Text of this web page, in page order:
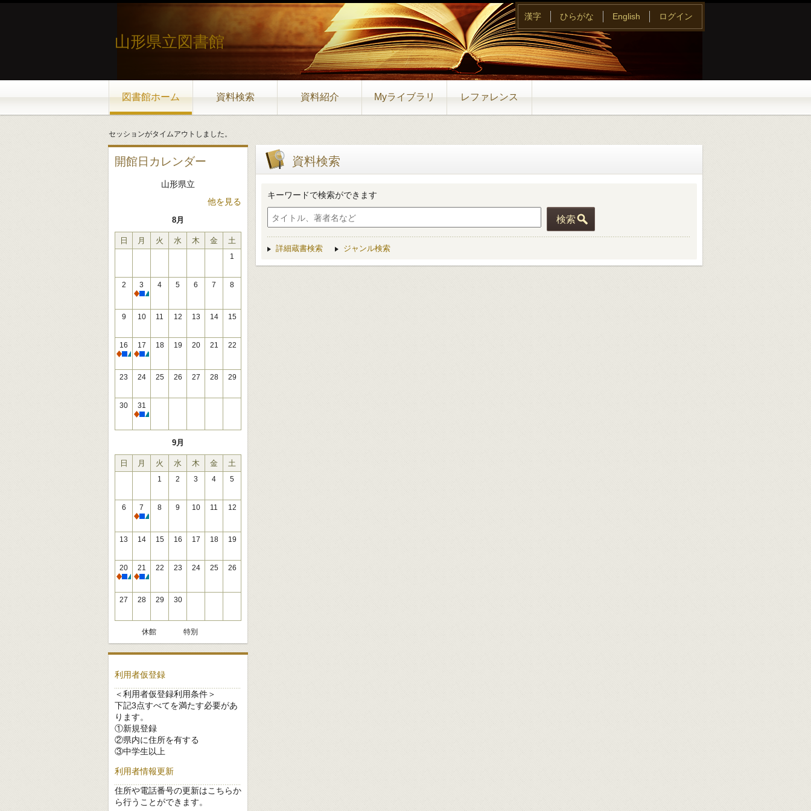
山形県立図書館
図書館ホーム 資料検索 資料紹介 Myライブラリ レファレンス
漢字 ひらがな English ログイン
セッションがタイムアウトしました。
開館日カレンダー
山形県立
他を見る
8月
日 月 火 水 木 金 土
1
2
3
休館
4 5 6 7 8
9 10 11 12 13 14 15
16
休館
17
休館
18 19 20 21 22
23 24 25 26 27 28 29
30
31
休館
9月
日 月 火 水 木 金 土
1 2 3 4 5
6
7
休館
8 9 10 11 12
13 14 15 16 17 18 19
20
休館
21
休館
22 23 24 25 26
27 28 29 30
休館 特別
利用者仮登録
＜利用者仮登録利用条件＞
下記3点すべてを満たす必要があ
ります。
①新規登録
②県内に住所を有する
③中学生以上
利用者情報更新
住所や電話番号の更新はこちらか
ら行うことができます。
資料検索
キーワードで検索ができます
検索
詳細蔵書検索 ジャンル検索